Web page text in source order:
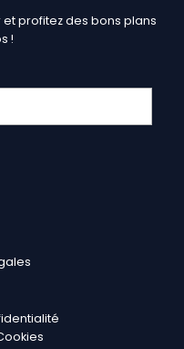
profitez des bons plans
!